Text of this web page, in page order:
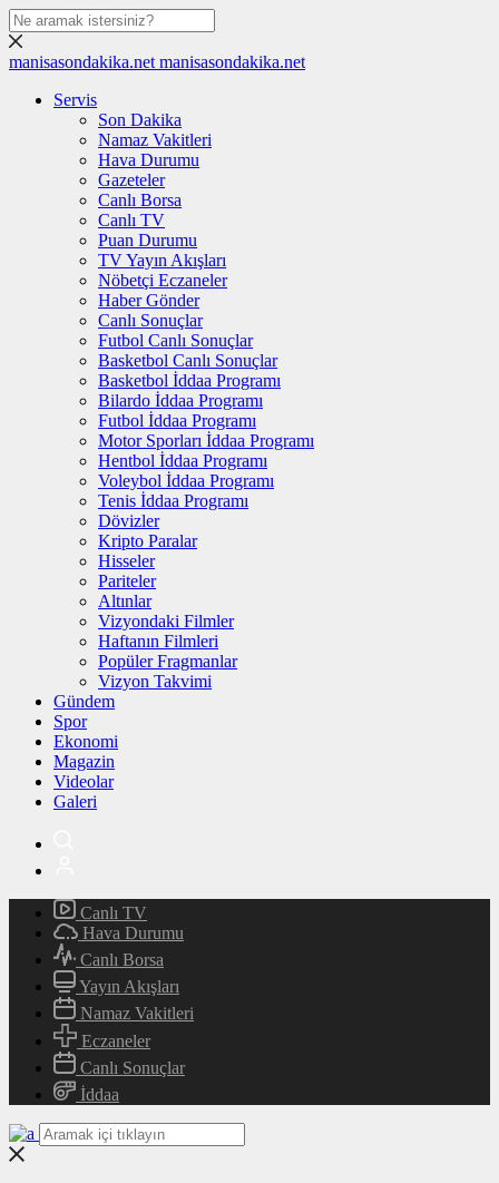
manisasondakika.net manisasondakika.net
Servis
Son Dakika
Namaz Vakitleri
Hava Durumu
Gazeteler
Canlı Borsa
Canlı TV
Puan Durumu
TV Yayın Akışları
Nöbetçi Eczaneler
Haber Gönder
Canlı Sonuçlar
Futbol Canlı Sonuçlar
Basketbol Canlı Sonuçlar
Basketbol İddaa Programı
Bilardo İddaa Programı
Futbol İddaa Programı
Motor Sporları İddaa Programı
Hentbol İddaa Programı
Voleybol İddaa Programı
Tenis İddaa Programı
Dövizler
Kripto Paralar
Hisseler
Pariteler
Altınlar
Vizyondaki Filmler
Haftanın Filmleri
Popüler Fragmanlar
Vizyon Takvimi
Gündem
Spor
Ekonomi
Magazin
Videolar
Galeri
Canlı TV
Hava Durumu
Canlı Borsa
Yayın Akışları
Namaz Vakitleri
Eczaneler
Canlı Sonuçlar
İddaa